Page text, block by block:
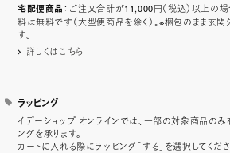
宅配便商品 ：ご注文合計が11,000円（税込）以上の
料は無料です（大型便商品を除く）。※梱包のまま玄関
す。
詳しくはこちら
ラッピング
イデーショップ オンラインでは、一部の対象商品の
ングを承ります。
カートに入れる際にラッピング「する」を選択してくださ